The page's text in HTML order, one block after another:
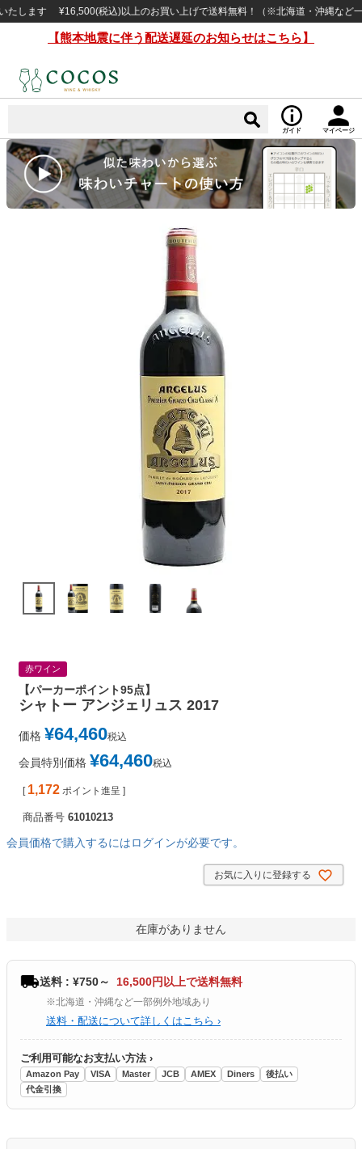
す ¥16,500(税込)以上のお買い上げで送料無料！（※北海道・沖縄など一部例
【熊本地震に伴う配送遅延のお知らせはこちら】
ガイド マイページ
赤ワイン
【パーカーポイント95点】
シャトー アンジェリュス 2017
価格 ¥64,460税込
会員特別価格 ¥64,460税込
[ 1,172 ポイント進呈 ]
商品番号 61010213
会員価格で購入するにはログインが必要です。
お気に入りに登録する
在庫がありません
送料 : ¥750～ 16,500円以上で送料無料
※北海道・沖縄など一部例外地域あり
送料・配送について詳しくはこちら ›
ご利用可能なお支払い方法 ›
Amazon Pay VISA Master JCB AMEX Diners
後払い
代金引換